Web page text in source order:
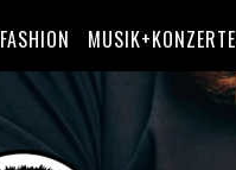
FASHION MUSIK+KONZERTE